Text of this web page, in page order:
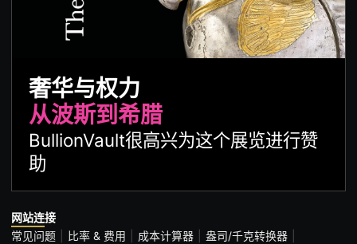
奢华与权力
从波斯到希腊
BullionVault很高兴为这个展览进行赞
助
网站连接
常见问题
比率 & 费用 成本计算器
盎司/千克转换器